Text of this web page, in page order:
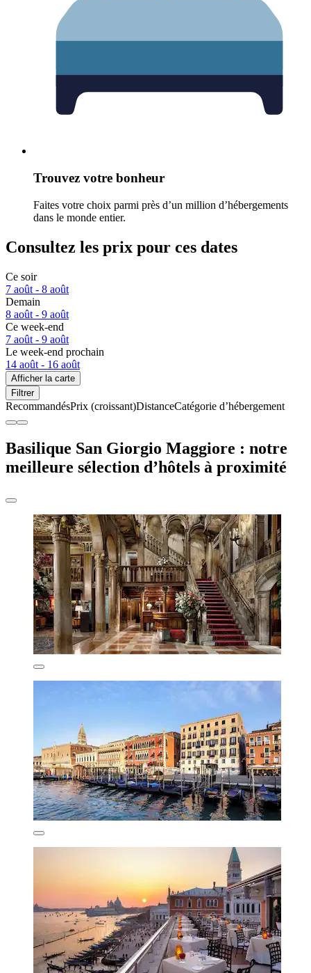
Trouvez votre bonheur
Faites votre choix parmi près d’un million d’hébergements
dans le monde entier.
Consultez les prix pour ces dates
Ce soir
7 août - 8 août
Demain
8 août - 9 août
Ce week-end
7 août - 9 août
Le week-end prochain
14 août - 16 août
Afficher la carte
Filtrer
RecommandésPrix (croissant)DistanceCatégorie d’hébergement
Basilique San Giorgio Maggiore : notre
meilleure sélection d’hôtels à proximité